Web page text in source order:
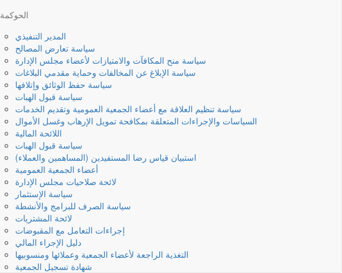
الحوكمة
المدير التنفيذي
سياسة تعارض المصالح
سياسة منح المكافآت والامتيازات لأعضاء مجلس الإدارة
سياسة الإبلاغ عن المخالفات وحماية مقدمي البلاغات
سياسة حفظ الوثائق وإتلافها
سياسة قبول الهبات
سياسة تنظيم العلاقة مع أعضاء الجمعية العمومية وتقديم الخدمات
السياسات والإجراءات المتعلقة بمكافحة تمويل الإرهاب وغسل الأموال
اللائحة المالية
سياسة قبول الهبات
استبيان قياس رضا المستفيدين (المساهمين والعملاء)
أعضاء الجمعية العمومية
لائحة صلاحيات مجلس الإدارة
سياسة الإستثمار
سياسة الصرف للبرامج والأنشطة
لائحة المشتريات
إجراءات التعامل مع المقبوضات
دليل الإجراء المالي
التغذية الراجعة لأعضاء الجمعية وعملائها ومنسوبيها
شهادة تسجيل الجمعية